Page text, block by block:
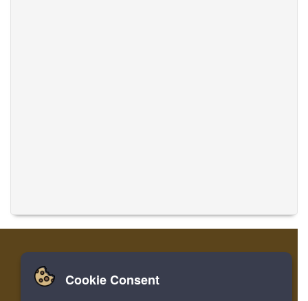
家 ログイン 登録
Cookie Consent